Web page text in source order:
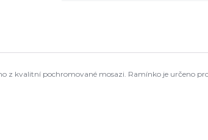
z kvalitní pochromované mosazi. Ramínko je určeno